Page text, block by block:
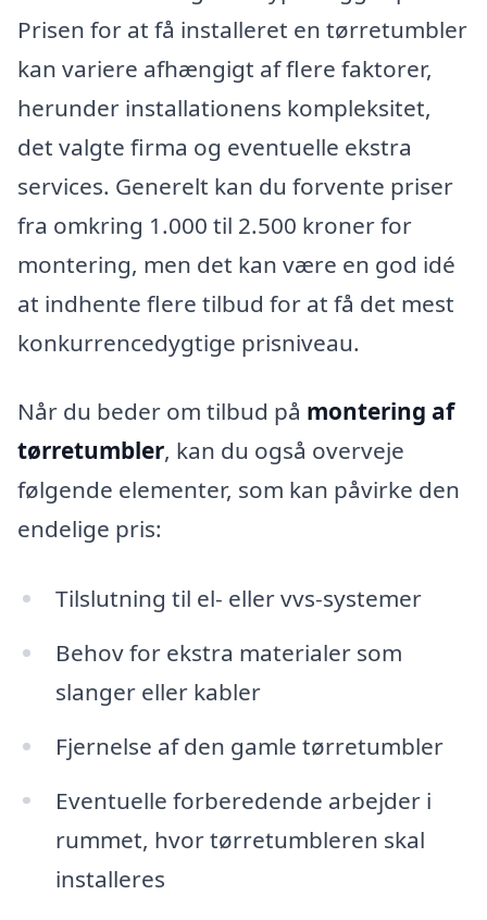
Prisen for at få installeret en tørretumbler
kan variere afhængigt af flere faktorer,
herunder installationens kompleksitet,
det valgte firma og eventuelle ekstra
services. Generelt kan du forvente priser
fra omkring 1.000 til 2.500 kroner for
montering, men det kan være en god idé
at indhente flere tilbud for at få det mest
konkurrencedygtige prisniveau.
Når du beder om tilbud på montering af
tørretumbler, kan du også overveje
følgende elementer, som kan påvirke den
endelige pris:
Tilslutning til el- eller vvs-systemer
Behov for ekstra materialer som
slanger eller kabler
Fjernelse af den gamle tørretumbler
Eventuelle forberedende arbejder i
rummet, hvor tørretumbleren skal
installeres